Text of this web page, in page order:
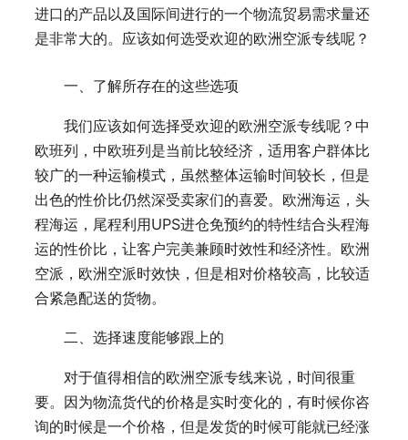
进口的产品以及国际间进行的一个物流贸易需求量还
是非常大的。应该如何选受欢迎的欧洲空派专线呢？
一、了解所存在的这些选项
我们应该如何选择受欢迎的欧洲空派专线呢？中
欧班列，中欧班列是当前比较经济，适用客户群体比
较广的一种运输模式，虽然整体运输时间较长，但是
出色的性价比仍然深受卖家们的喜爱。欧洲海运，头
程海运，尾程利用UPS进仓免预约的特性结合头程海
运的性价比，让客户完美兼顾时效性和经济性。欧洲
空派，欧洲空派时效快，但是相对价格较高，比较适
合紧急配送的货物。
二、选择速度能够跟上的
对于值得相信的欧洲空派专线来说，时间很重
要。因为物流货代的价格是实时变化的，有时候你咨
询的时候是一个价格，但是发货的时候可能就已经涨